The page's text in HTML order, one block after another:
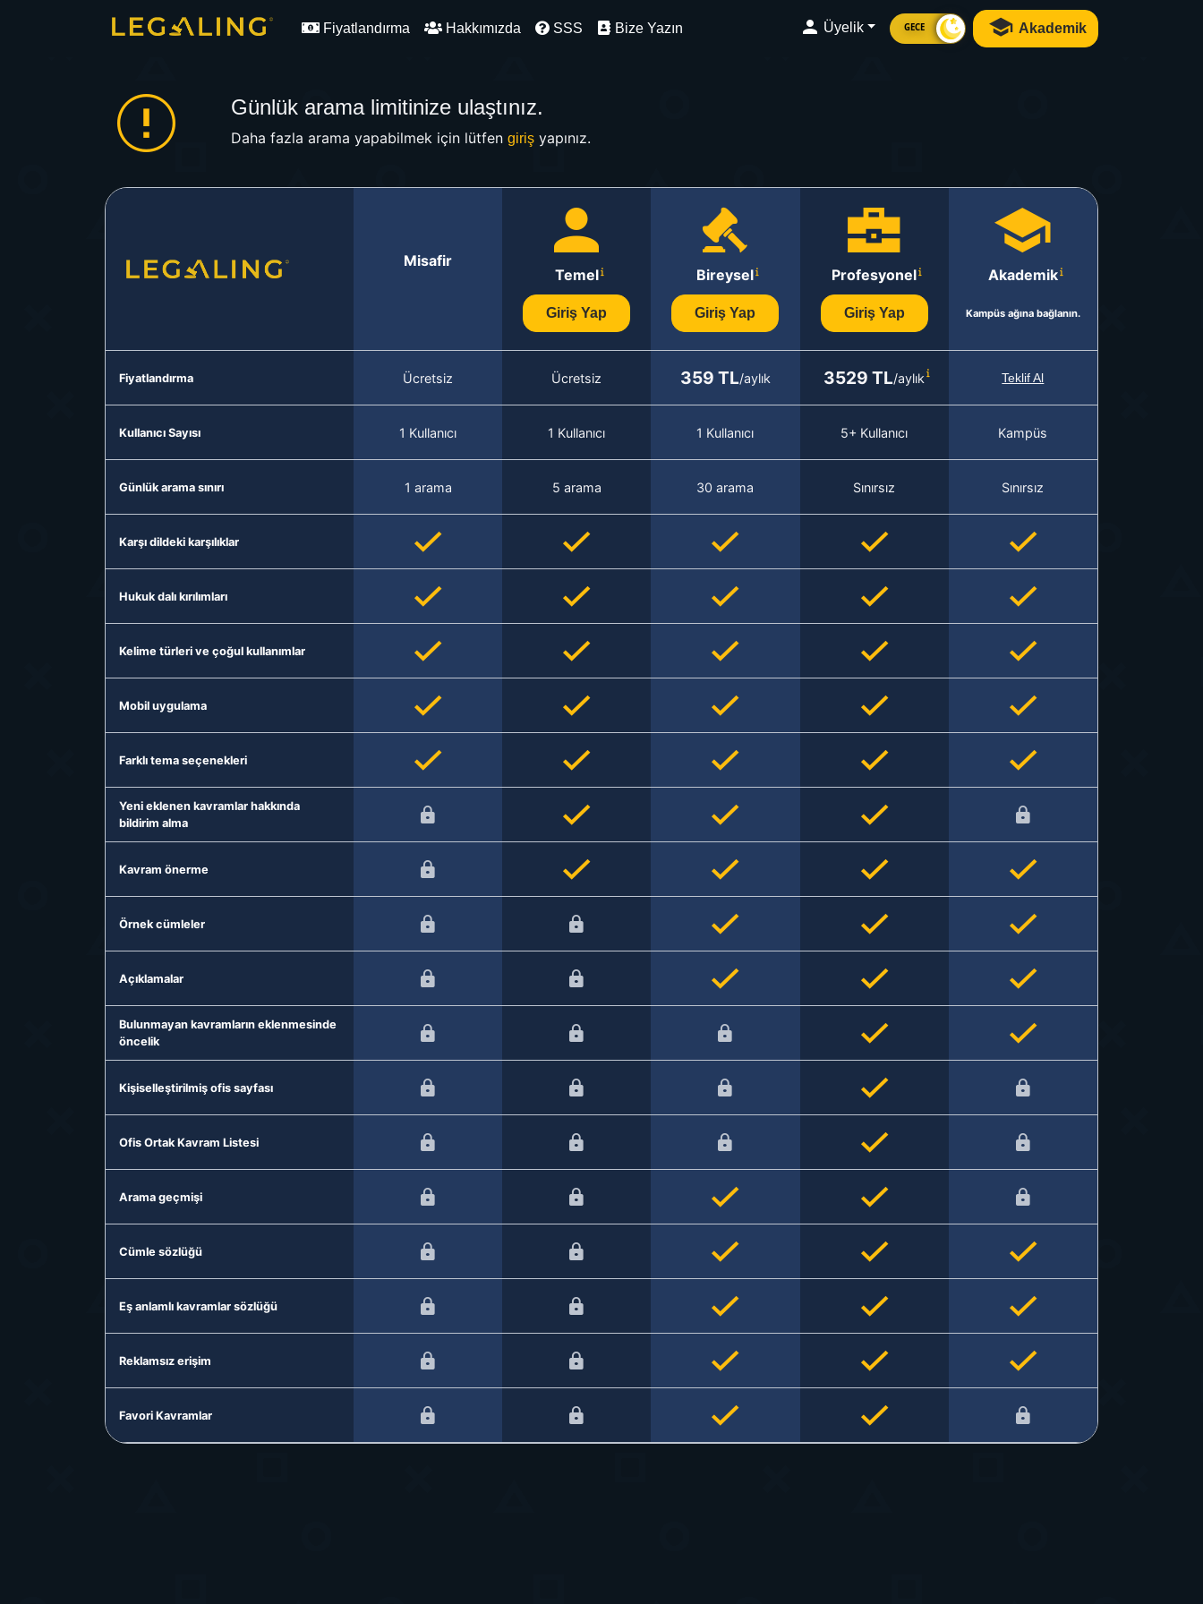
Fiyatlandırma Hakkımızda SSS Bize Yazın Üyelik GECE Akademik
Günlük arama limitinize ulaştınız.
Daha fazla arama yapabilmek için lütfen girişyapınız.
Misafir
Temel
Giriş Yap
Bireysel
Giriş Yap
Profesyonel
Giriş Yap
Akademik
Kampüs ağına bağlanın.
Fiyatlandırma Ücretsiz Ücretsiz 359 TL/aylık 3529 TL/aylık Teklif Al
Kullanıcı Sayısı 1 Kullanıcı 1 Kullanıcı 1 Kullanıcı 5+ Kullanıcı Kampüs
Günlük arama sınırı 1 arama 5 arama 30 arama Sınırsız Sınırsız
Karşı dildeki karşılıklar
Hukuk dalı kırılımları
Kelime türleri ve çoğul kullanımlar
Mobil uygulama
Farklı tema seçenekleri
Yeni eklenen kavramlar hakkında
bildirim alma
Kavram önerme
Örnek cümleler
Açıklamalar
Bulunmayan kavramların eklenmesinde
öncelik
Kişiselleştirilmiş ofis sayfası
Ofis Ortak Kavram Listesi
Arama geçmişi
Cümle sözlüğü
Eş anlamlı kavramlar sözlüğü
Reklamsız erişim
Favori Kavramlar